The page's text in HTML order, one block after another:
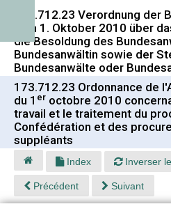
173.712.23 Verordnung der
vom 1. Oktober 2010 über
die Besoldung des
Bundesanwältin sowie der
Bundesanwälte oder
173.712.23 Ordonnance de
du 1 er octobre 2010
travail et le traitement du
Confédération et des
suppléants
Index Inverser
Précédent Suivant